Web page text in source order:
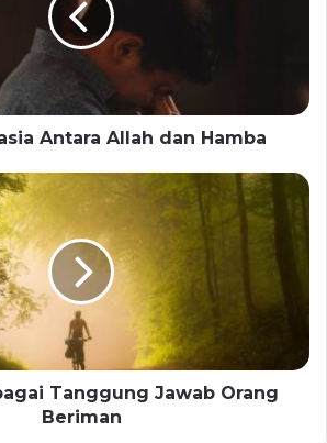
Antara Allah dan Hamba
Tanggung Jawab Orang
Beriman